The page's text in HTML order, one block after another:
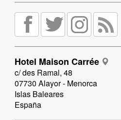
Hotel Maison Carrée
c/ des Ramal, 48
07730 Alayor - Menorca
Islas Baleares
España